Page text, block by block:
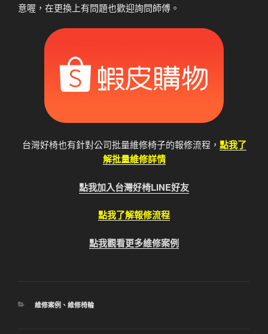
意喔，在更換上有問題也歡迎詢問師傅。
台灣好椅也有針對公司批量維修椅子的報修流程， 點我了
解批量維修詳情
點我加入台灣好椅LINE好友
點我了解報修流程
點我觀看更多維修案例
分
維修案例 、 維修椅輪